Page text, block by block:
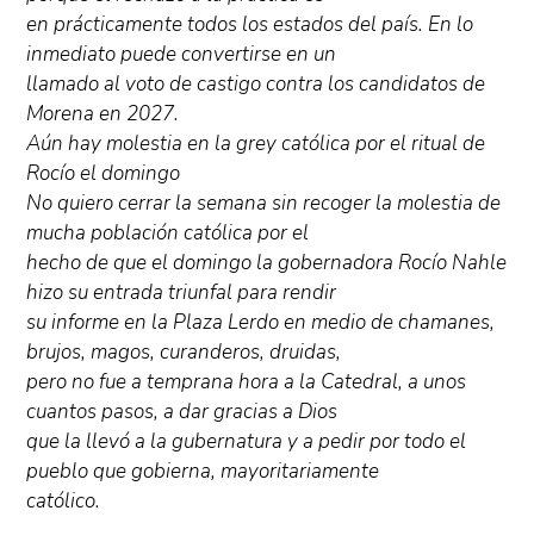
en prácticamente todos los estados del país. En lo
inmediato puede convertirse en un
llamado al voto de castigo contra los candidatos de
Morena en 2027.
Aún hay molestia en la grey católica por el ritual de
Rocío el domingo
No quiero cerrar la semana sin recoger la molestia de
mucha población católica por el
hecho de que el domingo la gobernadora Rocío Nahle
hizo su entrada triunfal para rendir
su informe en la Plaza Lerdo en medio de chamanes,
brujos, magos, curanderos, druidas,
pero no fue a temprana hora a la Catedral, a unos
cuantos pasos, a dar gracias a Dios
que la llevó a la gubernatura y a pedir por todo el
pueblo que gobierna, mayoritariamente
católico.